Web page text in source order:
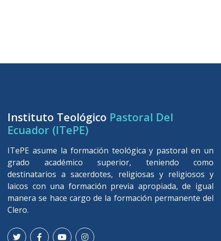
Instituto Teológico Pastoral Del
Ecuador (ITePE)
ITePE asume la formación teológica y pastoral en un
grado académico superior, teniendo como
destinatarios a sacerdotes, religiosas y religiosos y
laicos con una formación previa apropiada, de igual
manera se hace cargo de la formación permanente del
Clero.